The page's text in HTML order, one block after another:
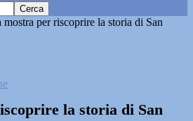
mostra per riscoprire la storia di San
la storia di San